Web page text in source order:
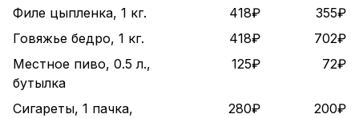
Филе цыпленка, 1 кг. 418₽
355₽
Говяжье бедро, 1 кг.
418₽
702₽
Местное пиво, 0.5 л.,
бутылка
125₽ 72₽
Сигареты, 1 пачка,
280₽ 200₽